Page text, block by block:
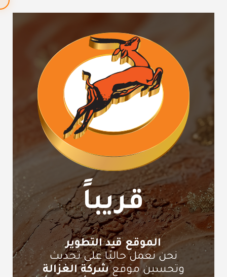
قريباً
الموقع قيد التطوير
نحن نعمل حاليًا على تحديث
وتحسين موقعشركة الغزالة